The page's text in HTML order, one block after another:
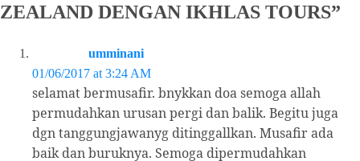
ZEALAND DENGAN IKHLAS TOURS”
umminani
01/06/2017 at 3:24 AM
selamat bermusafir. bnykkan doa semoga allah
permudahkan urusan pergi dan balik. Begitu juga
dgn tanggungjawanyg ditinggallkan. Musafir ada
baik dan buruknya. Semoga dipermudahkan